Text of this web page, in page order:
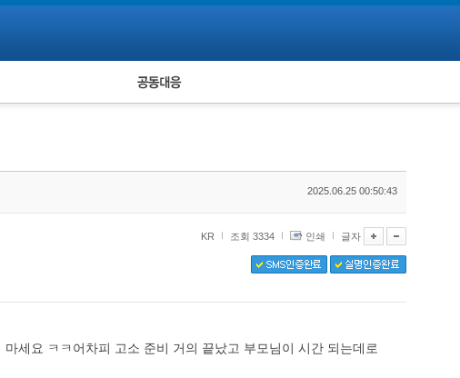
사례 통계 피해자 공동대응
2025.06.25 00:50:43
KR 조회 3334 인쇄 글자
세요 ㅋㅋ어차피 고소 준비 거의 끝났고 부모님이 시간 되는데로